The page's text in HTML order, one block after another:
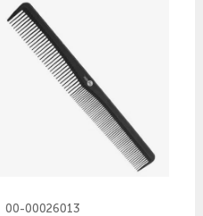
00-00026013